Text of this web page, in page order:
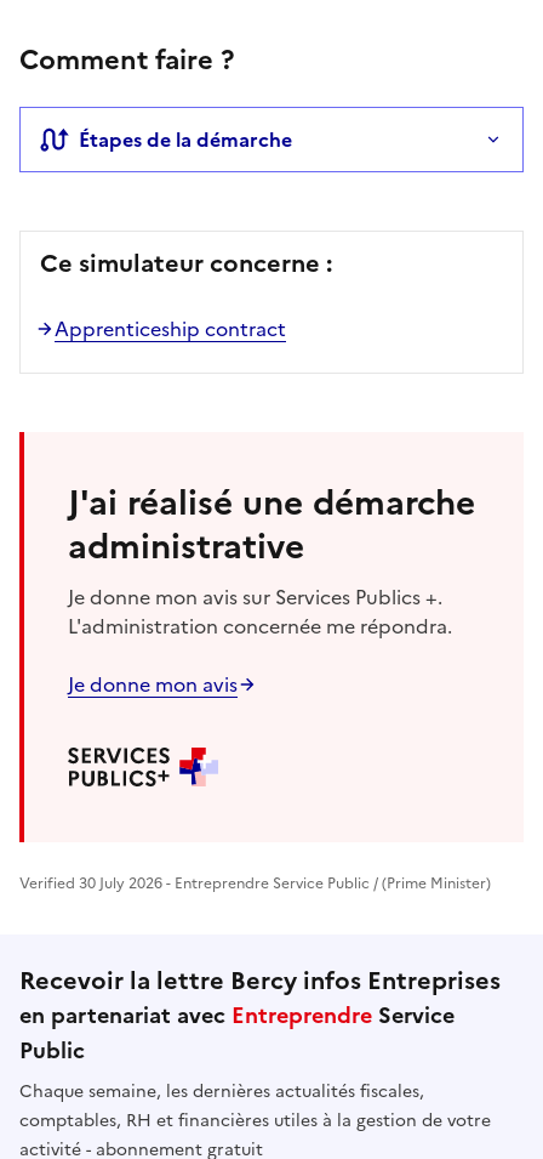
Comment faire ?
Étapes de la démarche
Ce simulateur concerne :
Apprenticeship contract
J'ai réalisé une démarche
administrative
Je donne mon avis sur Services Publics +.
L'administration concernée me répondra.
Je donne mon avis
Verified 30 July 2026 - Entreprendre Service Public / (Prime Minister)
Recevoir la lettre Bercy infos Entreprises
en partenariat avec Entreprendre Service
Public
Chaque semaine, les dernières actualités fiscales,
comptables, RH et financières utiles à la gestion de votre
activité - abonnement gratuit